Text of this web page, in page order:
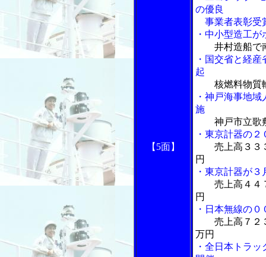
【5面】
の優良
事業者表彰受
・中小型造工
井村造船で
・国交省と経
起
核燃料物質
・神戸海事地
施
神戸市立歌
・東京計器の
売上高３３
円
・東京計器が
売上高４４
円
・日本無線の
売上高７２
万円
・全日本トラ